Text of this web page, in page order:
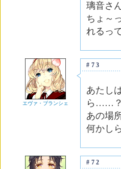
璃音さ
ちょ～
れるっ
エヴァ・ブランシェ
#73
あたし
ら……
あの場
何かし
#72